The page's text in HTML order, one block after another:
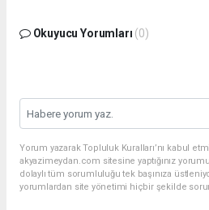
Okuyucu Yorumları (0)
Yorum yazarak Topluluk Kuralları’nı kabul
akyazimeydan.com sitesine yaptığınız
dolaylı tüm sorumluluğu tek başınıza
yorumlardan site yönetimi hiçbir şekilde